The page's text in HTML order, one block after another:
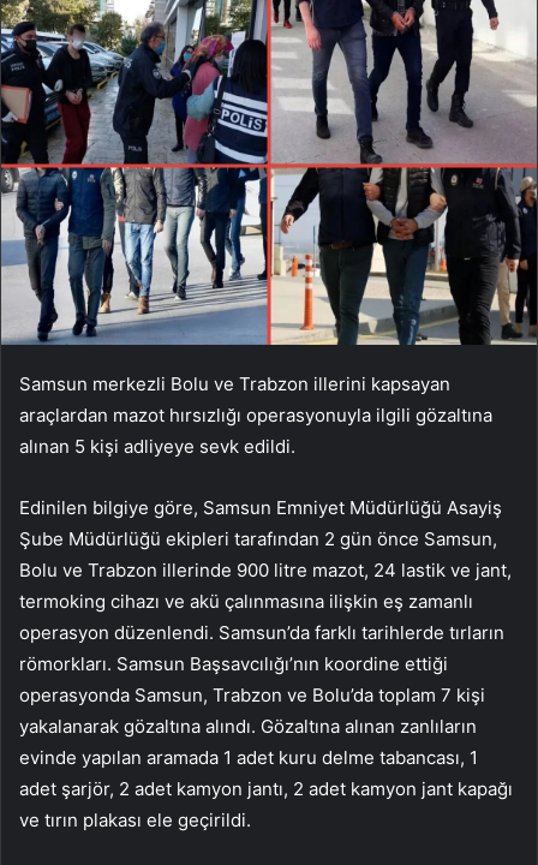
Samsun merkezli Bolu ve Trabzon illerini kapsayan
araçlardan mazot hırsızlığı operasyonuyla ilgili gözaltına
alınan 5 kişi adliyeye sevk edildi.
Edinilen bilgiye göre, Samsun Emniyet Müdürlüğü Asayiş
Şube Müdürlüğü ekipleri tarafından 2 gün önce Samsun,
Bolu ve Trabzon illerinde 900 litre mazot, 24 lastik ve jant,
termoking cihazı ve akü çalınmasına ilişkin eş zamanlı
operasyon düzenlendi. Samsun’da farklı tarihlerde tırların
römorkları. Samsun Başsavcılığı’nın koordine ettiği
operasyonda Samsun, Trabzon ve Bolu’da toplam 7 kişi
yakalanarak gözaltına alındı. Gözaltına alınan zanlıların
evinde yapılan aramada 1 adet kuru delme tabancası, 1
adet şarjör, 2 adet kamyon jantı, 2 adet kamyon jant kapağı
ve tırın plakası ele geçirildi.